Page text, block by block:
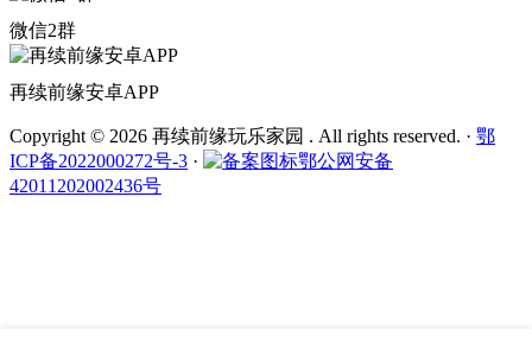
微信2群
再续前缘安卓APP
Copyright © 2026 再续前缘玩乐家园 . All rights reserved. · 鄂
ICP备2022000272号-3 ·
鄂公网安备
42011202002436号